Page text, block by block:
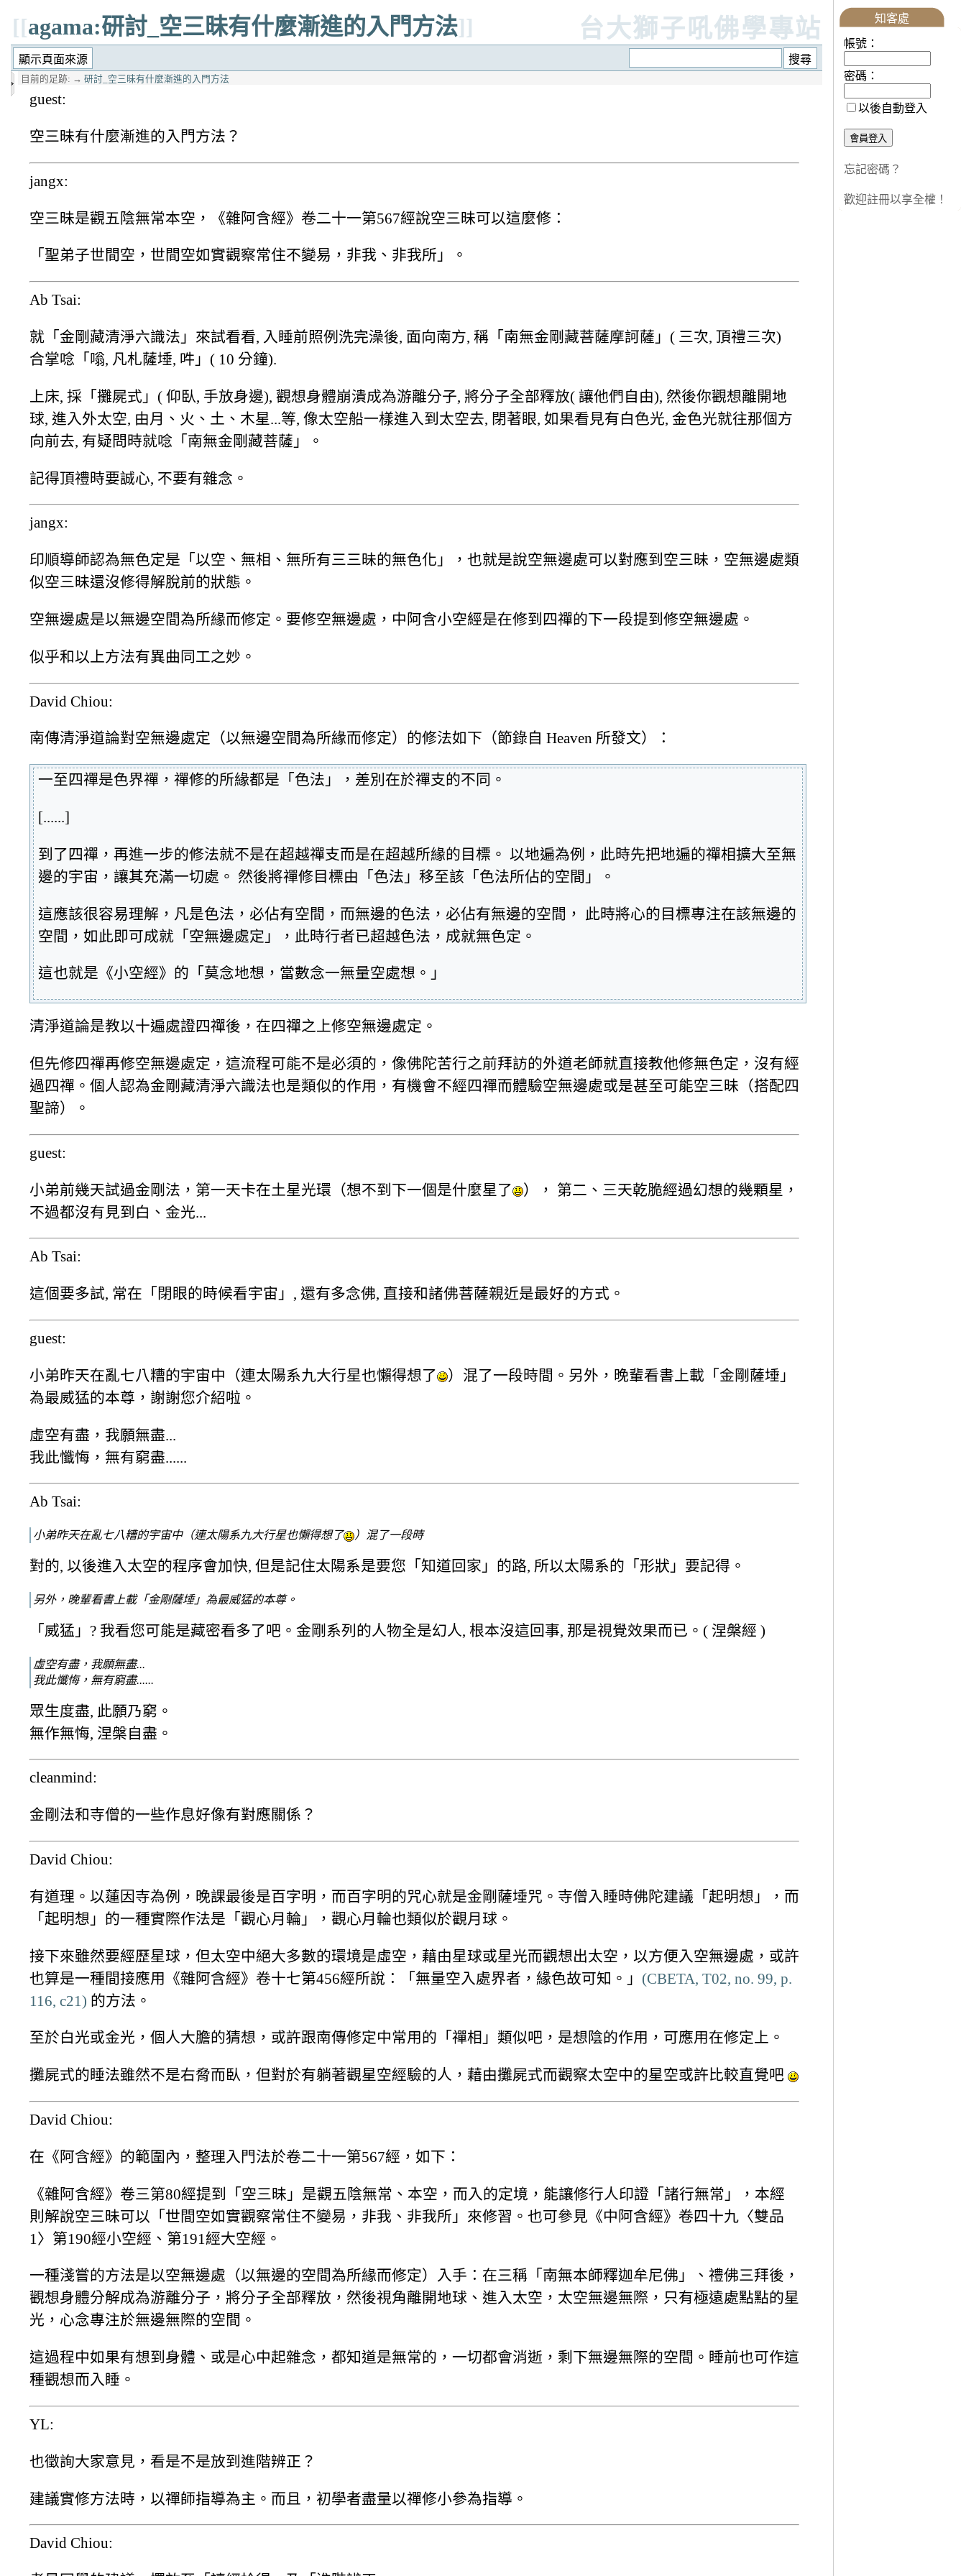
[[agama:研討_空三昧有什麼漸進的入門方法]] 台大獅子吼佛學專站
目前的足跡: → 研討_空三昧有什麼漸進的入門方法
guest:
空三昧有什麼漸進的入門方法？
jangx:
空三昧是觀五陰無常本空，《雜阿含經》卷二十一第567經說空三昧可以這麼修：
「聖弟子世間空，世間空如實觀察常住不變易，非我、非我所」。
Ab Tsai:
就「金剛藏清淨六識法」來試看看, 入睡前照例洗完澡後, 面向南方, 稱「南無金剛藏菩薩摩訶薩」( 三次, 頂禮三次)
合掌唸「嗡, 凡札薩埵, 吽」( 10 分鐘).
上床, 採「攤屍式」( 仰臥, 手放身邊), 觀想身體崩潰成為游離分子, 將分子全部釋放( 讓他們自由), 然後你觀想離開地
球, 進入外太空, 由月、火、土、木星...等, 像太空船一樣進入到太空去, 閉著眼, 如果看見有白色光, 金色光就往那個方
向前去, 有疑問時就唸「南無金剛藏菩薩」。
記得頂禮時要誠心, 不要有雜念。
jangx:
印順導師認為無色定是「以空、無相、無所有三三昧的無色化」，也就是說空無邊處可以對應到空三昧，空無邊處類
似空三昧還沒修得解脫前的狀態。
空無邊處是以無邊空間為所緣而修定。要修空無邊處，中阿含小空經是在修到四禪的下一段提到修空無邊處。
似乎和以上方法有異曲同工之妙。
David Chiou:
南傳清淨道論對空無邊處定（以無邊空間為所緣而修定）的修法如下（節錄自 Heaven 所發文）：
一至四禪是色界禪，禪修的所緣都是「色法」，差別在於禪支的不同。
[......]
到了四禪，再進一步的修法就不是在超越禪支而是在超越所緣的目標。 以地遍為例，此時先把地遍的禪相擴大至無
邊的宇宙，讓其充滿一切處。 然後將禪修目標由「色法」移至該「色法所佔的空間」。
這應該很容易理解，凡是色法，必佔有空間，而無邊的色法，必佔有無邊的空間， 此時將心的目標專注在該無邊的
空間，如此即可成就「空無邊處定」，此時行者已超越色法，成就無色定。
這也就是《小空經》的「莫念地想，當數念一無量空處想。」
清淨道論是教以十遍處證四禪後，在四禪之上修空無邊處定。
但先修四禪再修空無邊處定，這流程可能不是必須的，像佛陀苦行之前拜訪的外道老師就直接教他修無色定，沒有經
過四禪。個人認為金剛藏清淨六識法也是類似的作用，有機會不經四禪而體驗空無邊處或是甚至可能空三昧（搭配四
聖諦）。
guest:
小弟前幾天試過金剛法，第一天卡在土星光環（想不到下一個是什麼星了
）， 第二、三天乾脆經過幻想的幾顆星，
不過都沒有見到白、金光...
Ab Tsai:
這個要多試, 常在「閉眼的時候看宇宙」, 還有多念佛, 直接和諸佛菩薩親近是最好的方式。
guest:
小弟昨天在亂七八糟的宇宙中（連太陽系九大行星也懶得想了
）混了一段時間。另外，晚輩看書上載「金剛薩埵」
為最威猛的本尊，謝謝您介紹啦。
虛空有盡，我願無盡...
我此懺悔，無有窮盡......
Ab Tsai:
小弟昨天在亂七八糟的宇宙中（連太陽系九大行星也懶得想了 ）混了一段時
對的, 以後進入太空的程序會加快, 但是記住太陽系是要您「知道回家」的路, 所以太陽系的「形狀」要記得。
另外，晚輩看書上載「金剛薩埵」為最威猛的本尊。
「威猛」? 我看您可能是藏密看多了吧。金剛系列的人物全是幻人, 根本沒這回事, 那是視覺效果而已。( 涅槃經 )
虛空有盡，我願無盡...
我此懺悔，無有窮盡......
眾生度盡, 此願乃窮。
無作無悔, 涅槃自盡。
cleanmind:
金剛法和寺僧的一些作息好像有對應關係？
David Chiou:
有道理。以蓮因寺為例，晚課最後是百字明，而百字明的咒心就是金剛薩埵咒。寺僧入睡時佛陀建議「起明想」，而
「起明想」的一種實際作法是「觀心月輪」，觀心月輪也類似於觀月球。
接下來雖然要經歷星球，但太空中絕大多數的環境是虛空，藉由星球或星光而觀想出太空，以方便入空無邊處，或許
也算是一種間接應用《雜阿含經》卷十七第456經所說：「無量空入處界者，緣色故可知。」 (CBETA, T02, no. 99, p.
116, c21) 的方法。
至於白光或金光，個人大膽的猜想，或許跟南傳修定中常用的「禪相」類似吧，是想陰的作用，可應用在修定上。
攤屍式的睡法雖然不是右脅而臥，但對於有躺著觀星空經驗的人，藉由攤屍式而觀察太空中的星空或許比較直覺吧
David Chiou:
在《阿含經》的範圍內，整理入門法於卷二十一第567經，如下：
《雜阿含經》卷三第80經提到「空三昧」是觀五陰無常、本空，而入的定境，能讓修行人印證「諸行無常」，本經
則解說空三昧可以「世間空如實觀察常住不變易，非我、非我所」來修習。也可參見《中阿含經》卷四十九〈雙品
1〉第190經小空經、第191經大空經。
一種淺嘗的方法是以空無邊處（以無邊的空間為所緣而修定）入手：在三稱「南無本師釋迦牟尼佛」、禮佛三拜後，
觀想身體分解成為游離分子，將分子全部釋放，然後視角離開地球、進入太空，太空無邊無際，只有極遠處點點的星
光，心念專注於無邊無際的空間。
這過程中如果有想到身體、或是心中起雜念，都知道是無常的，一切都會消逝，剩下無邊無際的空間。睡前也可作這
種觀想而入睡。
YL:
也徵詢大家意見，看是不是放到進階辨正？
建議實修方法時，以禪師指導為主。而且，初學者盡量以禪修小參為指導。
David Chiou:
知客處
帳號：
密碼：
以後自動登入
忘記密碼？
歡迎註冊以享全權！